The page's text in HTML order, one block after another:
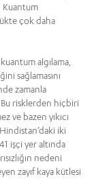
Kuantum
çok daha
algılama,
sağlamasını
zamanla
Bu risklerden hiçbiri
ve bazen yıkıcı
iki
işçi yer altında
nedeni
zayıf kaya kütlesi